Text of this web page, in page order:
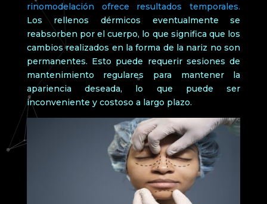
rinomodelación ofrece resultados temporales.
Los rellenos dérmicos eventualmente se
reabsorben por el cuerpo, lo que significa que los
cambios realizados en la forma de la nariz no son
permanentes. Esto puede requerir sesiones de
mantenimiento regulares para mantener la
apariencia deseada, lo que puede ser
inconveniente y costoso a largo plazo.